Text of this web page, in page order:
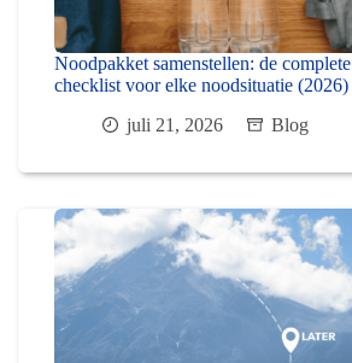
Noodpakket samenstellen: de complete
checklist voor elke noodsituatie (2026)
juli 21, 2026
Blog